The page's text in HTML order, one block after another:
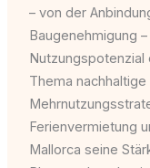
– von der
Baugenehmigung
Thema
Ferienvermietung
Mallorca seine